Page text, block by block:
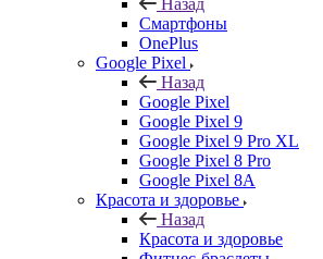
Назад
Смартфоны
OnePlus
Google Pixel
Назад
Google Pixel
Google Pixel 9
Google Pixel 9 Pro XL
Google Pixel 8 Pro
Google Pixel 8A
Красота и здоровье
Назад
Красота и здоровье